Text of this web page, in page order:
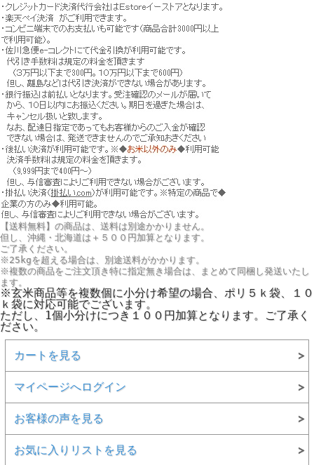
最高クラスの一等米を使用
お米の品位検査にて、「一等米」として合格したお
米のみを使用してお届けします。
盆地による昼夜の寒暖差が大きいため、昼間は旺盛
に成育し、夜間は涼しい夜風にあたってひと休み。
そんな自然の恵みをいっぱいに浴びた福島のお米。
福、笑い プロモーション（福島県）
【送料無料】の商品は、送料は別途かかりません。
但し、 沖縄・北海道は＋５００円加算となります。
ご了承ください。
※25kgを超える場合は、別途送料がかかります。
※複数の商品をご注文頂き特に指定無き場合は、まとめて同梱し発送いたし
ます。
※玄米商品等を複数個に小分け希望の場合、ポリ５ｋ袋、１０
ｋ袋に対応可能でございます。
ただし、1個小分けにつき１００円加算となります。ご了承く
ださい。
カートを見る
マイページへログイン
お客様の声を見る
お気に入りリストを見る